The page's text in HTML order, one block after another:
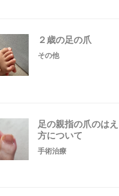
２歳の足の爪
その他
足の親指の爪のはえ
方について
手術治療